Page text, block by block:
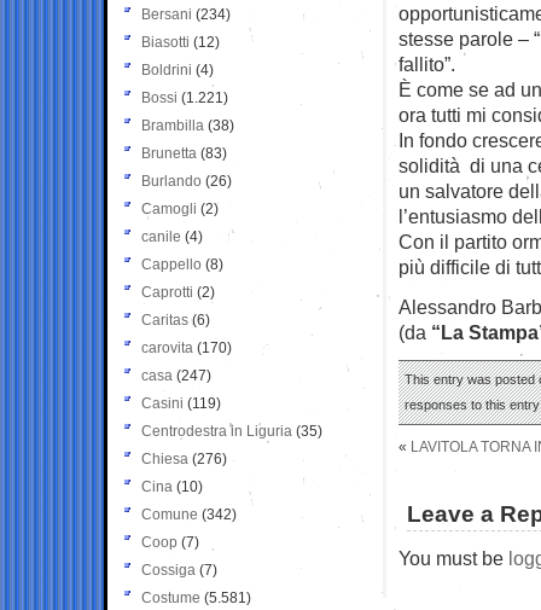
stesse parole –
fallito”.
È come se ad
ora tutti mi
In fondo
solidità di una
un salvatore
l’entusiasmo
Con il partito
più difficile di
Alessandro
(da “La
This entry was posted
responses to this
« LAVITOLA TORNA
Leave a
You must be
Bersani (234)
Biasotti (12)
Boldrini (4)
Bossi (1.221)
Brambilla (38)
Brunetta (83)
Burlando (26)
Camogli (2)
canile (4)
Cappello (8)
Caprotti (2)
Caritas (6)
carovita (170)
casa (247)
Casini (119)
Centrodestra in Liguria (35)
Chiesa (276)
Cina (10)
Comune (342)
Coop (7)
Cossiga (7)
Costume (5.581)